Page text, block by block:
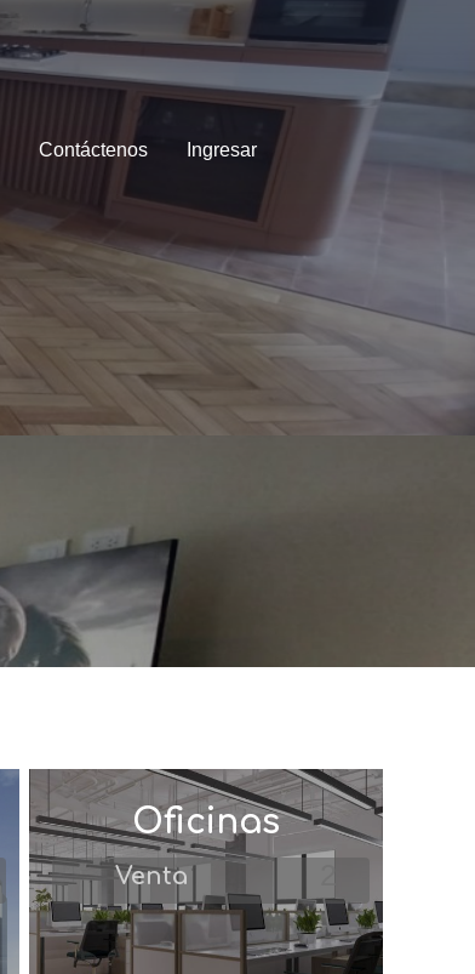
Contáctenos Ingresar
Oficinas
Venta